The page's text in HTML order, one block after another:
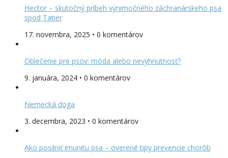
Hector – skutočný príbeh výnimočného záchranárskeho psa
spod Tatier
17. novembra, 2025 • 0 komentárov
Oblečenie pre psov: móda alebo nevyhnutnosť?
9. januára, 2024 • 0 komentárov
Nemecká doga
3. decembra, 2023 • 0 komentárov
Ako posilniť imunitu psa – overené tipy prevencie chorôb